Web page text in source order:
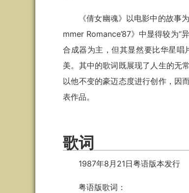
《倩女幽魂》以电影中的故事
mmer Romance’87》中显得较为“
合成器为主，但其显然要比华星
美。其中的歌词既展现了人生的无
以他不变的豪迈态度进行创作，因
表作品。
歌词
1987年8月21日粤语版本发行
粤语版歌词：